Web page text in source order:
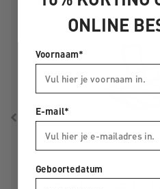
ONLINE
Voornaam*
E-mail*
Geboortedatum